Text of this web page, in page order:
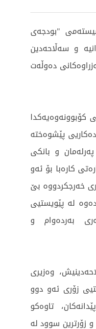
"بودجەی
و سەڵاحەدین
دەوڵەت
کۆبوونەوەیەکدا
پێشوەختە
و بانکی
کارەبا بۆ ئەو
خەرجکردووە بێ
لە پێویستیی
بەردەوام و
وەزیری
زۆری ئەو دوو
تاوەکو
زۆرترین سوود لە